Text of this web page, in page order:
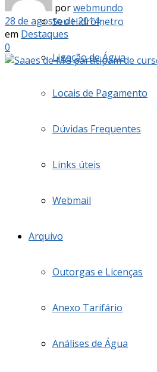
Seu Hidrômetro
Ligação de Água
Locais de Pagamento
Dúvidas Frequentes
Links úteis
Webmail
Arquivo
Outorgas e Licenças
Anexo Tarifário
Análises de Água
porwebmundo
28 de agosto de 2014
em Destaques
0